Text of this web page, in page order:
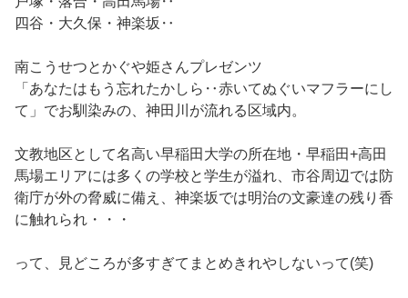
四谷・大久保・神楽坂‥
南こうせつとかぐや姫さんプレゼンツ
「あなたはもう忘れたかしら‥赤いてぬぐいマフラーにし
て」でお馴染みの、神田川が流れる区域内。
文教地区として名高い早稲田大学の所在地・早稲田+高田
馬場エリアには多くの学校と学生が溢れ、市谷周辺では防
衛庁が外の脅威に備え、神楽坂では明治の文豪達の残り香
に触れられ・・・
って、見どころが多すぎてまとめきれやしないって(笑)